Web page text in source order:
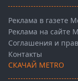
Реклама в газете
Реклама на сайте
Соглашения и
Контакты
СКАЧАЙ METRO